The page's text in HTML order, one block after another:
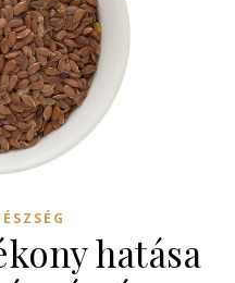
hatása